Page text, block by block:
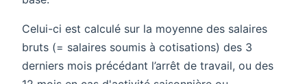
Celui-ci est calculé sur la moyenne des salaires
bruts (= salaires soumis à cotisations) des 3
derniers mois précédant l’arrêt de travail, ou des